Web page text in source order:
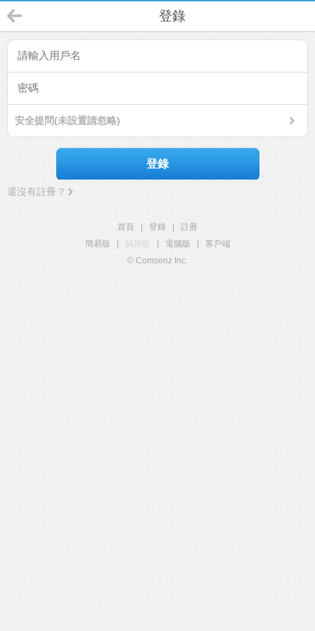
登錄
安全提問(未設置請忽略)
登錄
還沒有註冊？
首頁 登錄
註冊
簡易版
觸屏版 電腦版
客戶端
© Comsenz Inc.